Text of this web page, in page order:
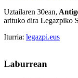
Uztailaren 30ean,
arituko dira Legazpiko
Iturria: legazpi.eus
Laburrean